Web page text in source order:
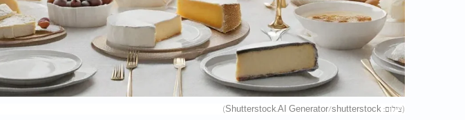
(צילום: Shutterstock.AI Generator/shutterstock)